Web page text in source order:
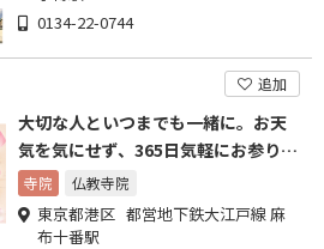
0134-22-0744
追加
大切な人といつまでも一緒に。お天
気を気にせず、365日気軽にお参りが
出来ます。
寺院 仏教寺院
東京都港区 都営地下鉄大江戸線 麻
布十番駅